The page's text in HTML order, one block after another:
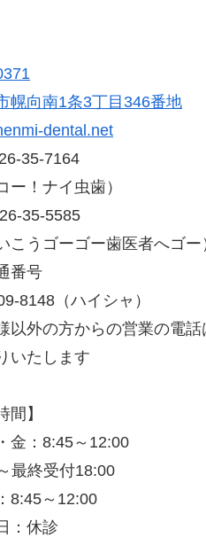
幌向南1条3丁目346番地
dental.net
35-7164
ー！ナイ虫歯）
35-5585
こうゴーゴー歯医者へゴー
番号
8148（ハイシャ）
以外の方からの営業の電話
いたします
間】
金：8:45～12:00
最終受付18:00
8:45～12:00
：休診